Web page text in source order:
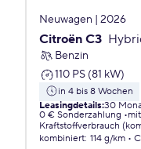
Neuwagen | 2026
Citroën C3
Benzin
110 PS (81 kW)
in 4 bis 8 Wochen
Leasingdetails:30
0 € Sonderzahlung
Kraftstoffverbrauch
kombiniert: 114 g/km